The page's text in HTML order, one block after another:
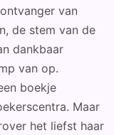
van
de stem van de
dankbaar
van op.
boekje
Maar
het liefst haar